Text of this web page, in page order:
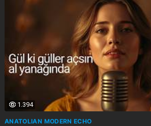
1.394
ANATOLIAN MODERN ECHO